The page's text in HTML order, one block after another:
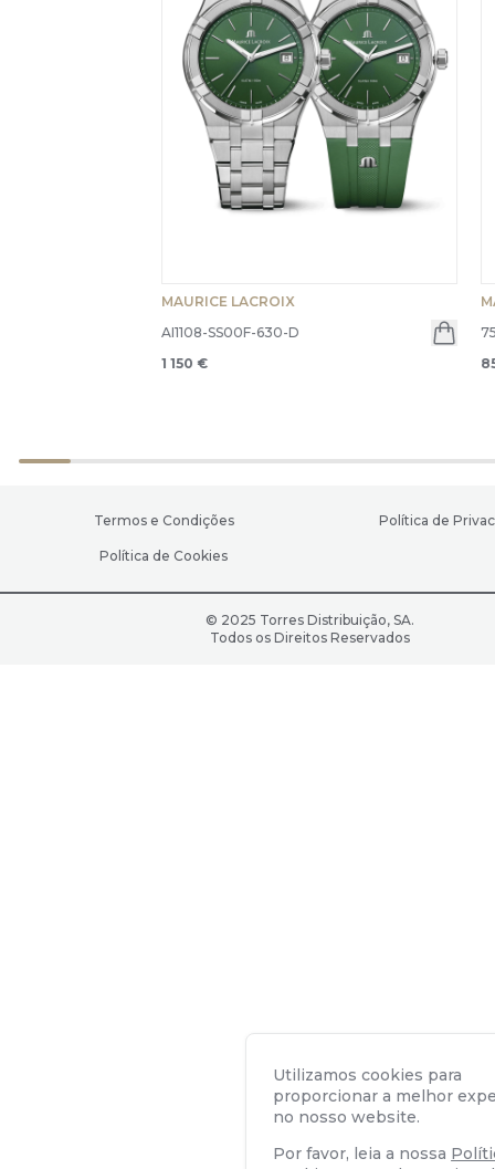
MAURICE LACROIX
AI1108-SS00F-630-D
1 150 €
Termos e Condições Política de
Política de Cookies
© 2025 Torres Distribuição, SA.
Todos os Direitos Reservados
Utilizamos cookies para
proporcionar a melhor
no nosso website.
Por favor, leia a nossa